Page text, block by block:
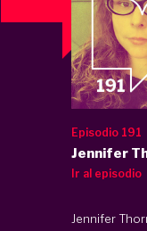
Episodio 191
Jennifer
Ir al episodio
Jennifer